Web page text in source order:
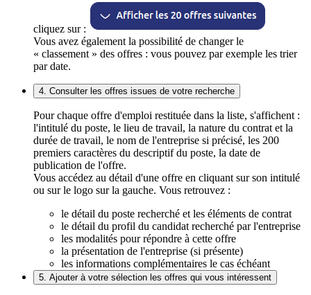
cliquez sur :
Vous avez également la possibilité de changer le
« classement » des offres : vous pouvez par exemple les trier
par date.
4. Consulter les offres issues de votre recherche
Pour chaque offre d'emploi restituée dans la liste, s'affichent :
l'intitulé du poste, le lieu de travail, la nature du contrat et la
durée de travail, le nom de l'entreprise si précisé, les 200
premiers caractères du descriptif du poste, la date de
publication de l'offre.
Vous accédez au détail d'une offre en cliquant sur son intitulé
ou sur le logo sur la gauche. Vous retrouvez :
le détail du poste recherché et les éléments de contrat
le détail du profil du candidat recherché par l'entreprise
les modalités pour répondre à cette offre
la présentation de l'entreprise (si présente)
les informations complémentaires le cas échéant
5. Ajouter à votre sélection les offres qui vous intéressent